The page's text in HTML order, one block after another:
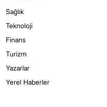
Sağlık
Teknoloji
Finans
Turizm
Yazarlar
Yerel Haberler